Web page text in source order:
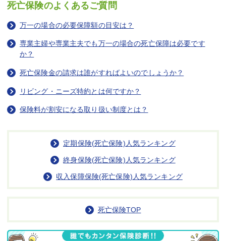
死亡保険のよくあるご質問
万一の場合の必要保障額の目安は？
専業主婦や専業主夫でも万一の場合の死亡保障は必要です
か？
死亡保険金の請求は誰がすればよいのでしょうか？
リビング・ニーズ特約とは何ですか？
保険料が割安になる取り扱い制度とは？
定期保険(死亡保険)人気ランキング
終身保険(死亡保険)人気ランキング
収入保障保険(死亡保険)人気ランキング
死亡保険TOP